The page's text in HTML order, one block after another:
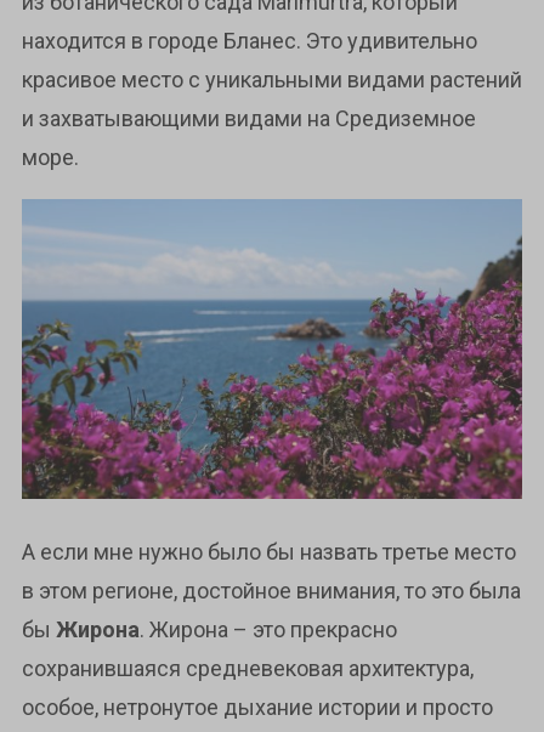
находится в городе Бланес. Это удивительно
красивое место с уникальными видами растений
и захватывающими видами на Средиземное
море.
А если мне нужно было бы назвать третье место
в этом регионе, достойное внимания, то это была
бы Жирона. Жирона – это прекрасно
сохранившаяся средневековая архитектура,
особое, нетронутое дыхание истории и просто